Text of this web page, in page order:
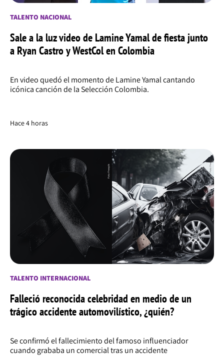
TALENTO NACIONAL
Sale a la luz video de Lamine Yamal de fiesta junto
a Ryan Castro y WestCol en Colombia
En video quedó el momento de Lamine Yamal cantando
icónica canción de la Selección Colombia.
Hace 4 horas
TALENTO INTERNACIONAL
Falleció reconocida celebridad en medio de un
trágico accidente automovilístico, ¿quién?
Se confirmó el fallecimiento del famoso influenciador
cuando grababa un comercial tras un accidente